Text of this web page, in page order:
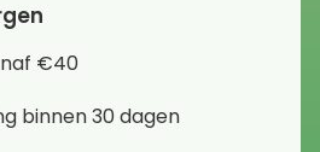
€40
binnen 30 dagen